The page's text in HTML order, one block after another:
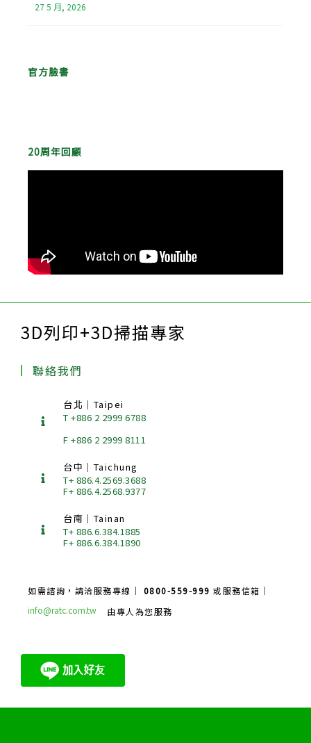
27 5 月, 2026
官方臉書
20周年回顧
3D列印+3D掃描專家
聯絡我們
台北｜Taipei
T +886 2 2999 6788
F +886 2 2999 8111
台中｜Taichung
T+ 886.4.2569.3688
F+ 886.4.2568.9377
台南｜Tainan
T+ 886.6.384.1885
F+ 886.6.384.1890
如需諮詢，請洽服務專線｜ 0800-559-999 或服務信箱｜
info@ratc.com.tw
由專人為您服務